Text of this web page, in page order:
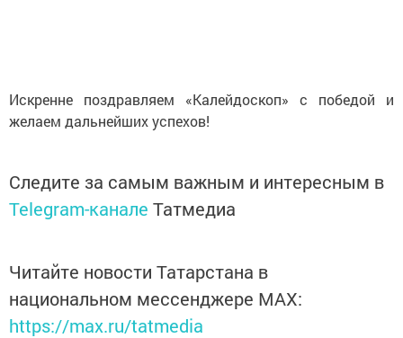
Искренне поздравляем «Калейдоскоп» с победой и
желаем дальнейших успехов!
Следите за самым важным и интересным в
Telegram-канале Татмедиа
Читайте новости Татарстана в
национальном мессенджере MАХ:
https://max.ru/tatmedia